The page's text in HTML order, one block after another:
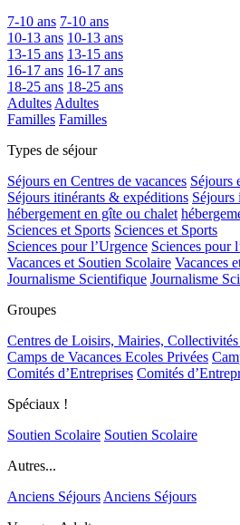
7-10 ans 7-10 ans
10-13 ans 10-13 ans
13-15 ans 13-15 ans
16-17 ans 16-17 ans
18-25 ans 18-25 ans
AdultesAdultes
Familles Familles
Types de séjour
Séjours en Centres de vacances Séjours
Séjours itinérants & expéditions Séjours
hébergement en gîte ou chalet
Sciences et Sports Sciences et Sports
Sciences pour l’Urgence Sciences pour
Vacances et Soutien Scolaire Vacances
Journalisme Scientifique Journalisme
Groupes
Centres de Loisirs, Mairies,
Camps de Vacances Ecoles Privées
Comités d’Entreprises Comités
Spéciaux !
Soutien Scolaire Soutien Scolaire
Autres...
Anciens SéjoursAnciens Séjours